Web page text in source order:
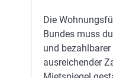
Die
Bundes muss
und
ausreichender